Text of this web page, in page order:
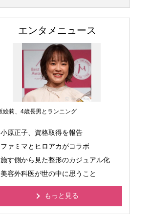
エンタメニュース
絵莉、4歳長男とランニング
小原正子、資格取得を報告
ファミマとヒロアカがコラボ
施す側から見た整形のカジュアル化
美容外科医が世の中に思うこと
もっと見る